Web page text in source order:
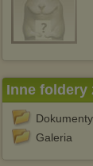
Inne foldery
Dokumenty
Galeria